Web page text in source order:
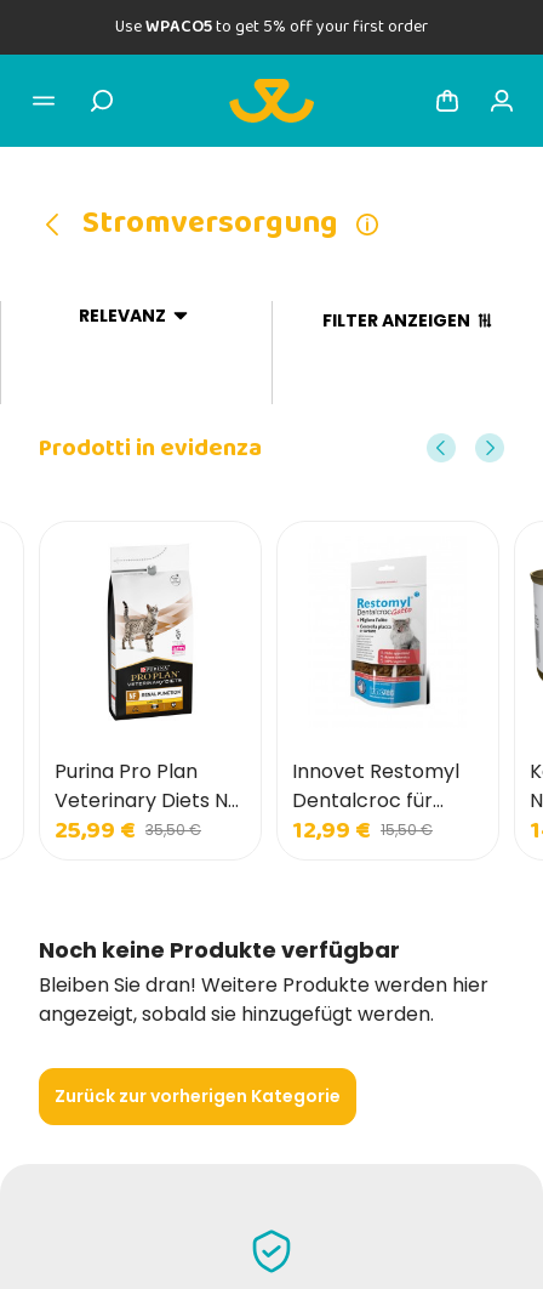
UseWPACO5to get 5% off your first order
Stromversorgung
RELEVANZ FILTER ANZEIGEN
Prodotti in evidenza
Purina Pro Plan
Veterinary Diets NF
Renal Early Care für
25,99 € 35,50 €
Innovet Restomyl
Dentalcroc für
Katzen
12,99 € 15,50 €
Noch keine Produkte verfügbar
Bleiben Sie dran! Weitere Produkte werden hier
angezeigt, sobald sie hinzugefügt werden.
Zurück zur vorherigen Kategorie